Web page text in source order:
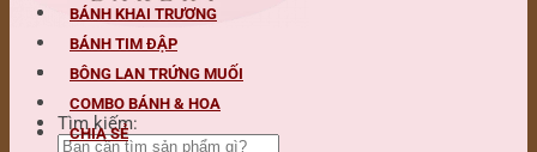
Tìm kiếm:
BÁNH KHAI TRƯƠNG
BÁNH TIM ĐẬP
BÔNG LAN TRỨNG MUỐI
COMBO BÁNH & HOA
CHIA SẺ